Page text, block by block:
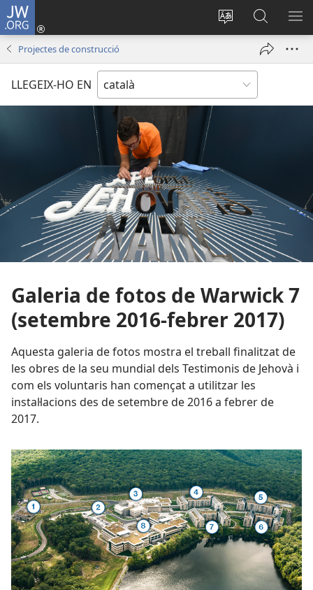
JW.ORG
Canvia
d’idioma
Inicia
sessió
finestra
Cerca
jw.org
Projectes de construcció
LLEGEIX-HO EN
Galeria de fotos de Warwick 7
(setembre 2016-febrer 2017)
Aquesta galeria de fotos mostra el treball finalitzat de
les obres de la seu mundial dels Testimonis de Jehovà i
com els voluntaris han començat a utilitzar les
instal·lacions des de setembre de 2016 a febrer de
2017.